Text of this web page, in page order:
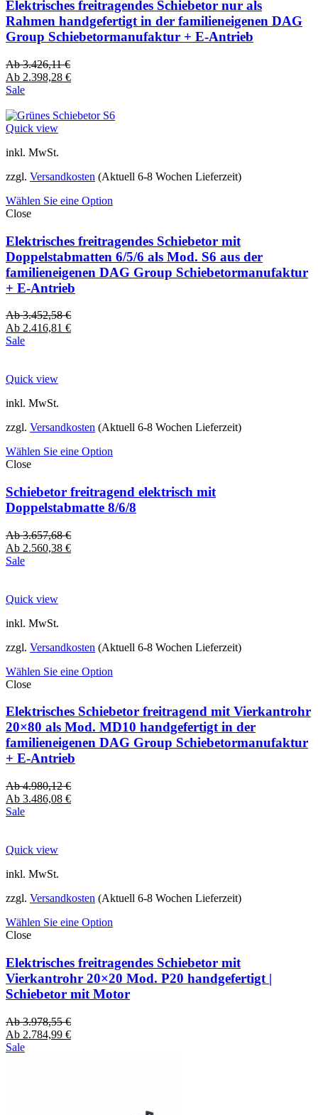
Elektrisches freitragendes Schiebetor nur als
Rahmen handgefertigt in der familieneigenen DAG
Group Schiebetormanufaktur + E-Antrieb
Ab3.426,11€
Ab 2.398,28 €
Sale
Quick view
inkl. MwSt.
zzgl. Versandkosten (Aktuell 6-8 Wochen Lieferzeit)
Wählen Sie eine Option
Close
Elektrisches freitragendes Schiebetor mit
Doppelstabmatten 6/5/6 als Mod. S6 aus der
familieneigenen DAG Group Schiebetormanufaktur
+ E-Antrieb
Ab3.452,58€
Ab 2.416,81 €
Sale
Quick view
inkl. MwSt.
zzgl. Versandkosten (Aktuell 6-8 Wochen Lieferzeit)
Wählen Sie eine Option
Close
Schiebetor freitragend elektrisch mit
Doppelstabmatte 8/6/8
Ab3.657,68€
Ab 2.560,38 €
Sale
Quick view
inkl. MwSt.
zzgl. Versandkosten (Aktuell 6-8 Wochen Lieferzeit)
Wählen Sie eine Option
Close
Elektrisches Schiebetor freitragend mit Vierkantrohr
20×80 als Mod. MD10 handgefertigt in der
familieneigenen DAG Group Schiebetormanufaktur
+ E-Antrieb
Ab4.980,12€
Ab 3.486,08 €
Sale
Quick view
inkl. MwSt.
zzgl. Versandkosten (Aktuell 6-8 Wochen Lieferzeit)
Wählen Sie eine Option
Close
Elektrisches freitragendes Schiebetor mit
Vierkantrohr 20×20 Mod. P20 handgefertigt |
Schiebetor mit Motor
Ab3.978,55€
Ab 2.784,99 €
Sale